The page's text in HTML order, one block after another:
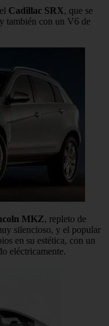
Cadillac SRX, que se
también con un V6 de
MKZ, repleto de
silencioso, y el popular
en su estética, con un
eléctricamente.